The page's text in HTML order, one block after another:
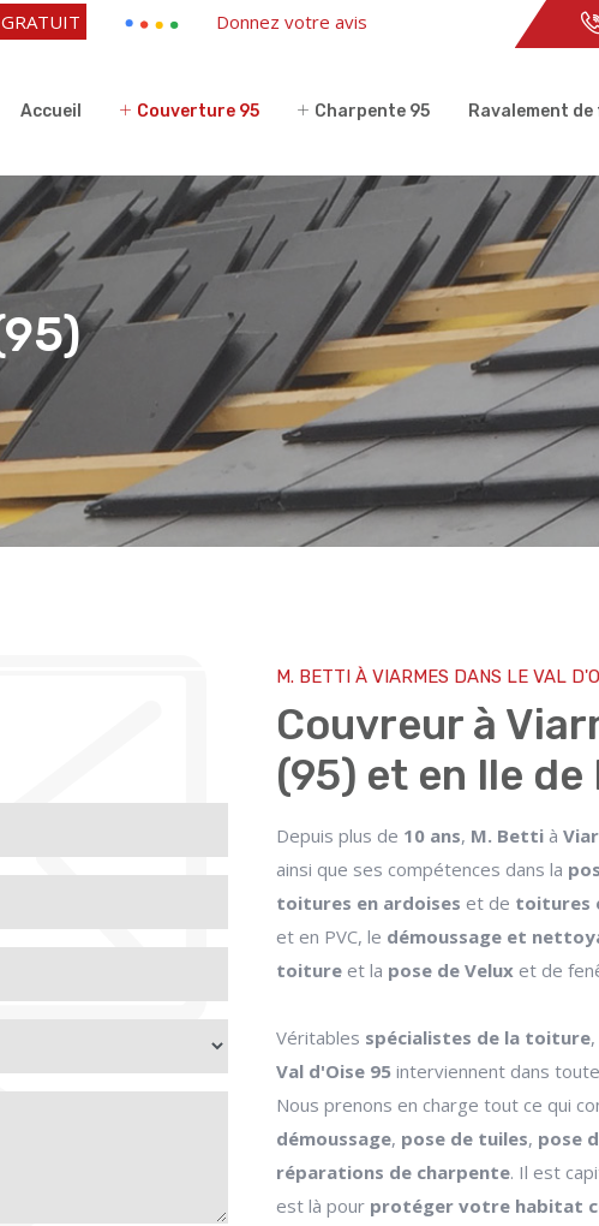
Donnez votre avis
Accueil Couverture 95 Charpente 95 Ravalement
M. BETTI À VIARMES DANS LE VAL
Couvreur à
(95) et en Ile de
Depuis plus de 10 ans, M. Betti à
ainsi que ses compétences dans la
toitures en ardoises et de toitures
et en PVC, le démoussage et
toiture et la pose de Velux et de
Véritables spécialistes de la toiture
Val d'Oise 95 interviennent dans
Nous prenons en charge tout ce qui
démoussage, pose de tuiles, pose
réparations de charpente. Il est
est là pour protéger votre habitat